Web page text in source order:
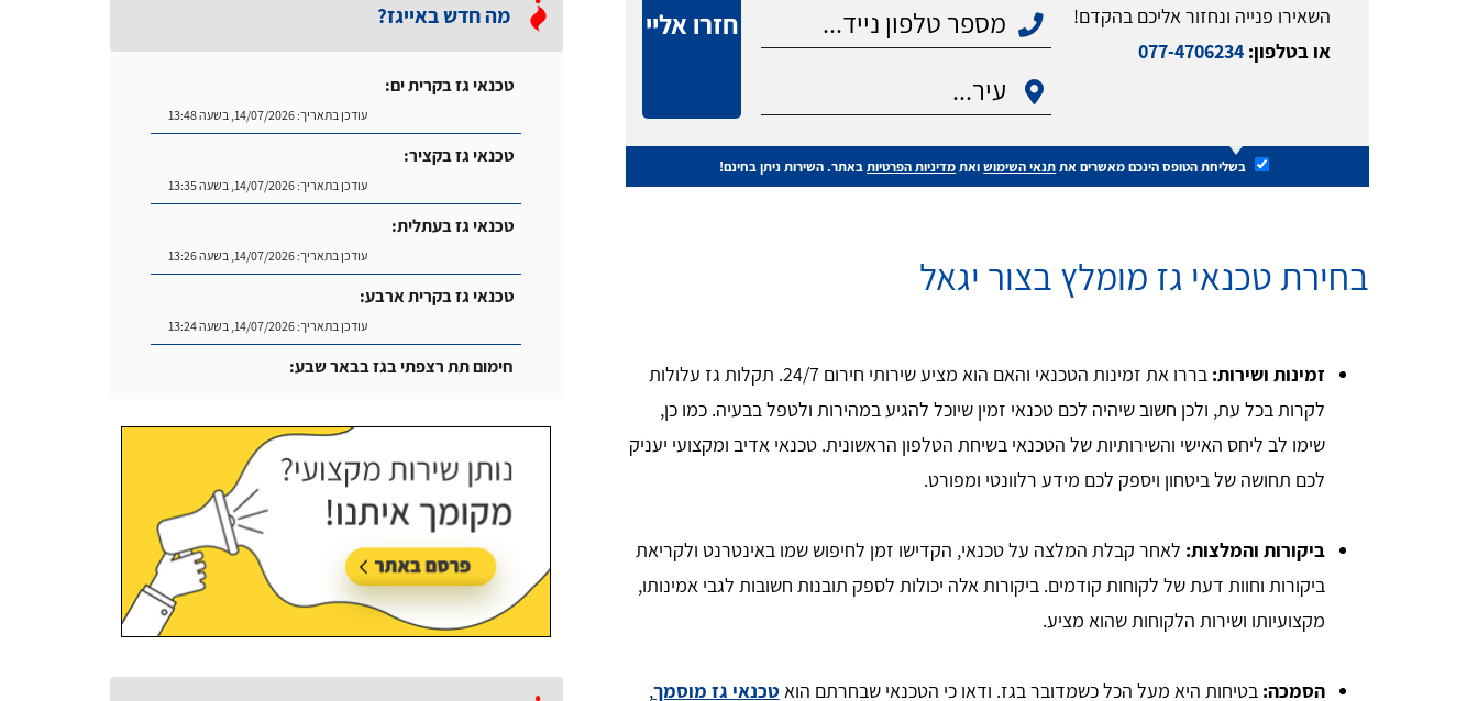
השאירו פנייה ונחזור אליכם בהקדם!
או בטלפון:077-4706234
חזרו אליי
בשליחת הטופס הינכם מאשרים אתתנאי השימושואתמדיניות הפרטיותבאתר. השירות ניתן בחינם!
בחירת טכנאי גז מומלץ בצור יגאל
זמינות ושירות:
בררו את זמינות הטכנאי והאם הוא מציע שירותי חירום 24/7. תקלות גז עלולות
לקרות בכל עת, ולכן חשוב שיהיה לכם טכנאי זמין שיוכל להגיע במהירות ולטפל בבעיה. כמו כן,
שימו לב ליחס האישי והשירותיות של הטכנאי בשיחת הטלפון הראשונית. טכנאי אדיב ומקצועי יעניק
לכם תחושה של ביטחון ויספק לכם מידע רלוונטי ומפורט.
ביקורות והמלצות: לאחר קבלת המלצה על טכנאי, הקדישו זמן לחיפוש שמו באינטרנט ולקריאת
ביקורות וחוות דעת של לקוחות קודמים. ביקורות אלה יכולות לספק תובנות חשובות לגבי אמינותו,
מקצועיותו ושירות הלקוחות שהוא מציע.
הסמכה: בטיחות היא מעל הכל כשמדובר בגז. ודאו כי הטכנאי שבחרתם הואטכנאי גז מוסמך,
מה חדש באייגז?
טכנאי גז בקרית ים:
עודכן בתאריך:14/07/2026, בשעה 13:48
טכנאי גז בקציר:
עודכן בתאריך:14/07/2026, בשעה 13:35
טכנאי גז בעתלית:
עודכן בתאריך:14/07/2026, בשעה 13:26
טכנאי גז בקרית ארבע:
עודכן בתאריך:14/07/2026, בשעה 13:24
חימום תת רצפתי בגז בבאר שבע: